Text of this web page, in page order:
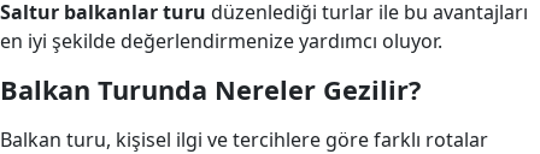
Saltur balkanlar turu düzenlediği turlar ile bu avantajları
en iyi şekilde değerlendirmenize yardımcı oluyor.
Balkan Turunda Nereler Gezilir?
Balkan turu, kişisel ilgi ve tercihlere göre farklı rotalar